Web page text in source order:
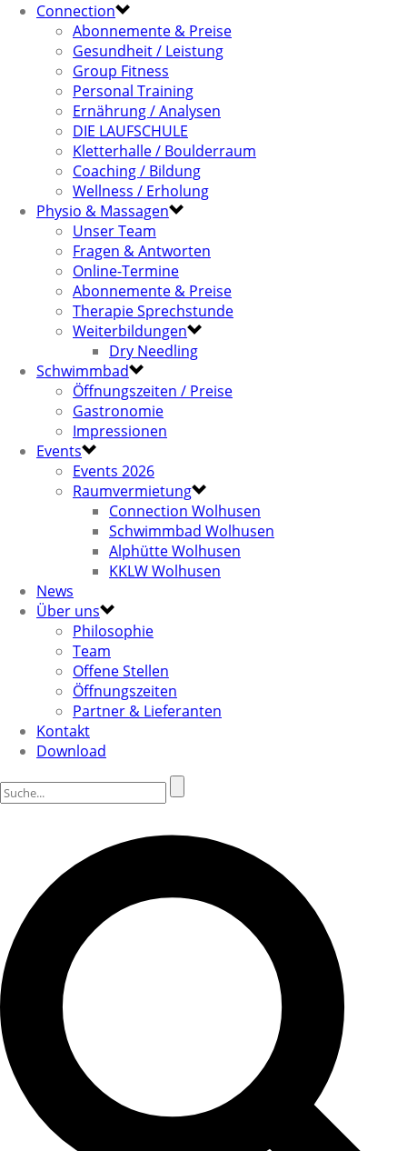
Connection
Abonnemente & Preise
Gesundheit / Leistung
Group Fitness
Personal Training
Ernährung / Analysen
DIE LAUFSCHULE
Kletterhalle / Boulderraum
Coaching / Bildung
Wellness / Erholung
Physio & Massagen
Unser Team
Fragen & Antworten
Online-Termine
Abonnemente & Preise
Therapie Sprechstunde
Weiterbildungen
Dry Needling
Schwimmbad
Öffnungszeiten / Preise
Gastronomie
Impressionen
Events
Events 2026
Raumvermietung
Connection Wolhusen
Schwimmbad Wolhusen
Alphütte Wolhusen
KKLW Wolhusen
News
Über uns
Philosophie
Team
Offene Stellen
Öffnungszeiten
Partner & Lieferanten
Kontakt
Download